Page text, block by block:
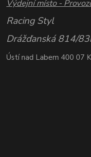
Výdejní místo -
Racing Styl
Drážďanská 814/
Ústí nad Labem 400 07